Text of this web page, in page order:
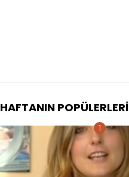
HAFTANIN POPÜLERLERI